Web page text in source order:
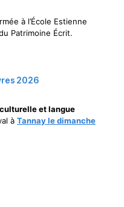
à l’École Estienne
Patrimoine Écrit.
2026
et langue
à Tannay le dimanche